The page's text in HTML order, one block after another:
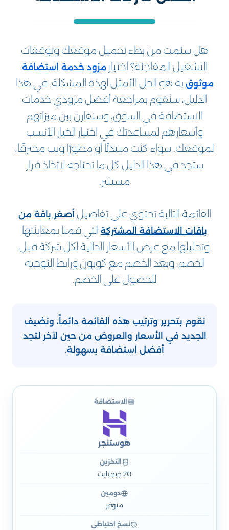
هل سئمت من بطء تحميل موقعك وتوقفات
التشغيل المفاجئة؟ اختيارمزود خدمة استضافة
موثوق به هو الحل الأمثل لهذه المشكلة. في هذا
الدليل، سنقوم بمراجعة أفضل مزودي خدمات
الاستضافة في السوق، وسنقارن بين ميزاتهم
وأسعارهم لمساعدتك في اختيار الخيار الأنسب
لموقعك. سواء كنت مبتدئًا أو مطورًا ويب محترفًا،
ستجد في هذا الدليل كل ما تحتاجه لاتخاذ قرار
مستنير.
القائمة التالية تحتوي على تفاصيلأصغر باقة من
باقات الاستضافة المشتركة التي قمنا بمعاينتها
وتحليلها مع عرض الأسعار الحالية لكل شركة قبل
الخصم، وبعد الخصم مع كوبون ورابط التوجيه
للحصول على الخصم.
نقوم بتحرير وترتيب هذه القائمة دائماً، ونضيف
الجديد في الأسعار والعروض من حين لآخر لتجد
أفضل استضافة بسهولة.
الاستضافة
هوستنجر
التخزين
20 جيجابايت
دومين
متوفر
نسخ احتياطي